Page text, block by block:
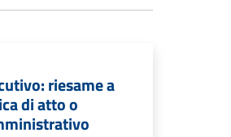
riesame a
di atto o